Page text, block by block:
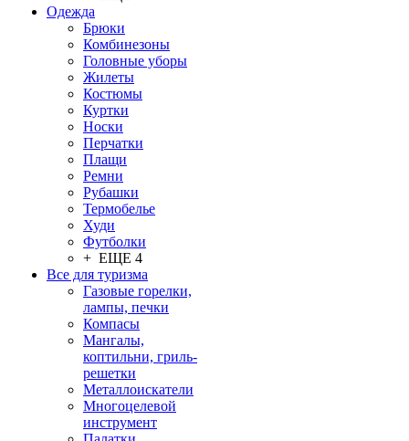
Одежда
Брюки
Комбинезоны
Головные уборы
Жилеты
Костюмы
Куртки
Носки
Перчатки
Плащи
Ремни
Рубашки
Термобелье
Худи
Футболки
+ ЕЩЕ 4
Все для туризма
Газовые горелки,
лампы, печки
Компасы
Мангалы,
коптильни, гриль-
решетки
Металлоискатели
Многоцелевой
инструмент